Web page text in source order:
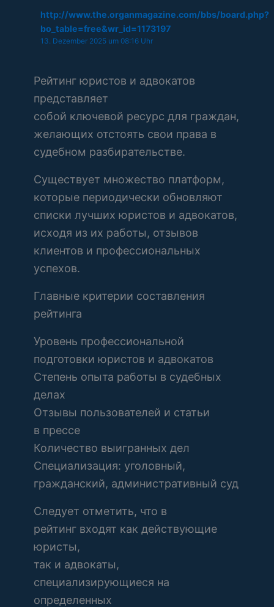
http://www.the.organmagazine.com/bbs/board.php?
bo_table=free&wr_id=1173197
13. Dezember 2025 um 08:16 Uhr
Рейтинг юристов и адвокатов
представляет
собой ключевой ресурс для граждан,
желающих отстоять свои права в
судебном разбирательстве.
Существует множество платформ,
которые периодически обновляют
списки лучших юристов и адвокатов,
исходя из их работы, отзывов
клиентов и профессиональных
успехов.
Главные критерии составления
рейтинга
Уровень профессиональной
подготовки юристов и адвокатов
Степень опыта работы в судебных
делах
Отзывы пользователей и статьи
в прессе
Количество выигранных дел
Специализация: уголовный,
гражданский, административный суд
Следует отметить, что в
рейтинг входят как действующие
юристы,
так и адвокаты,
специализирующиеся на
определенных